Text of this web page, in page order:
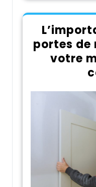
portes de
votre